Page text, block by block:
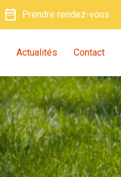
date_range Prendre rendez-vous
Actualités Contact